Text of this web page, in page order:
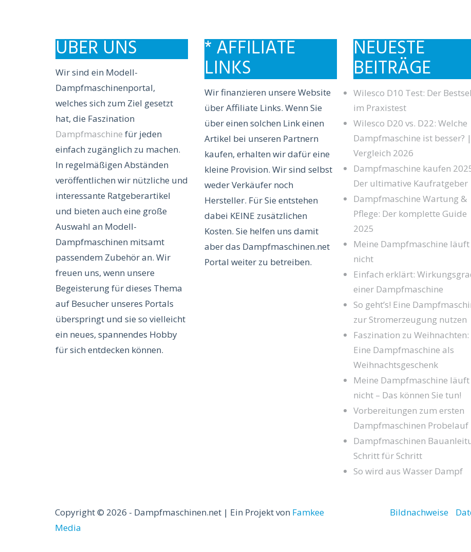
ÜBER UNS
Wir sind ein Modell-
Dampfmaschinenportal,
welches sich zum Ziel gesetzt
hat, die Faszination
Dampfmaschine für jeden
einfach zugänglich zu machen.
In regelmäßigen Abständen
veröffentlichen wir nützliche und
interessante Ratgeberartikel
und bieten auch eine große
Auswahl an Modell-
Dampfmaschinen mitsamt
passendem Zubehör an. Wir
freuen uns, wenn unsere
Begeisterung für dieses Thema
auf Besucher unseres Portals
überspringt und sie so vielleicht
ein neues, spannendes Hobby
für sich entdecken können.
* AFFILIATE
LINKS
Wir finanzieren unsere Website
über Affiliate Links. Wenn Sie
über einen solchen Link einen
Artikel bei unseren Partnern
kaufen, erhalten wir dafür eine
kleine Provision. Wir sind selbst
weder Verkäufer noch
Hersteller. Für Sie entstehen
dabei KEINE zusätzlichen
Kosten. Sie helfen uns damit
aber das Dampfmaschinen.net
Portal weiter zu betreiben.
NEUESTE
BEITRÄGE
Wilesco D10 Test: Der
im Praxistest
Wilesco D20 vs. D22: Welche
Dampfmaschine ist besser? |
Vergleich 2026
Dampfmaschine kaufen
Der ultimative Kaufratgeber
Dampfmaschine Wartung &
Pflege: Der komplette Guide
2025
Meine Dampfmaschine läuft
nicht
Einfach erklärt:
einer Dampfmaschine
So geht’s! Eine
zur Stromerzeugung nutzen
Faszination zu Weihnachten:
Eine Dampfmaschine als
Weihnachtsgeschenk
Meine Dampfmaschine läuft
nicht – Das können Sie tun!
Vorbereitungen zum ersten
Dampfmaschinen Probelauf
Dampfmaschinen
Schritt für Schritt
So wird aus Wasser Dampf
Copyright © 2026 - Dampfmaschinen.net | Ein Projekt von Famkee
Media
Bildnachweise